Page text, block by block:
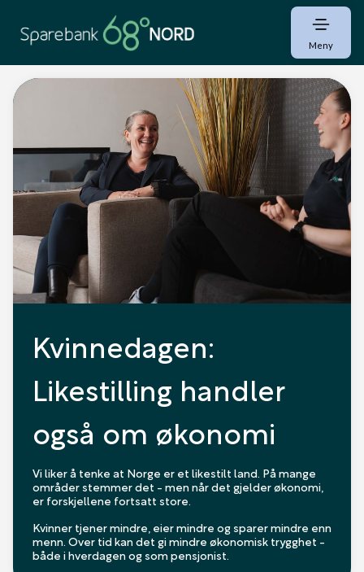
Meny
Kvinnedagen:
Likestilling handler
også om økonomi
Vi liker å tenke at Norge er et likestilt land. På mange
områder stemmer det - men når det gjelder økonomi,
er forskjellene fortsatt store.
Kvinner tjener mindre, eier mindre og sparer mindre enn
menn. Over tid kan det gi mindre økonomisk trygghet -
både i hverdagen og som pensjonist.